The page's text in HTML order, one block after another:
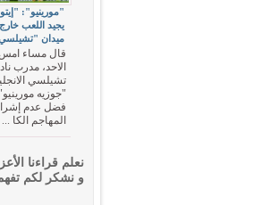
"مورينيو":
يجيد اللعب خارج
ميدان
قال مساء امس
الاحد، مدرب
تشيلسي
"جوزيه
فضل عدم
المهاجم الكا ...
نعلم قراءنا
و نشكر لكم